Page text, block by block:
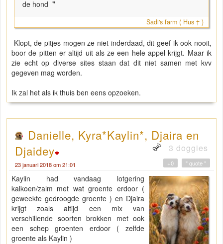
de hond "
Sadi's farm ( Hus † )
Klopt, de pitjes mogen ze niet inderdaad, dit geef ik ook nooit,
boor de pitten er altijd uit als ze een hele appel krijgt. Maar ik
zie echt op diverse sites staan dat dit niet samen met kvv
gegeven mag worden.
Ik zal het als ik thuis ben eens opzoeken.
Danielle, Kyra*Kaylin*, Djaira en
Djaidey
3 doggies
23 januari 2018 om 21:01 " quote "
+0
Kaylin had vandaag lotgering
kalkoen/zalm met wat groente erdoor (
geweekte gedroogde groente ) en Djaira
krijgt zoals altijd een mix van
verschillende soorten brokken met ook
een schep groenten erdoor ( zelfde
groente als Kaylin )